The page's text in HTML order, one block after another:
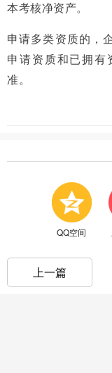
本考核净资产。
申请多类资质的，
申请资质和已拥有
准。
QQ空间
上一篇